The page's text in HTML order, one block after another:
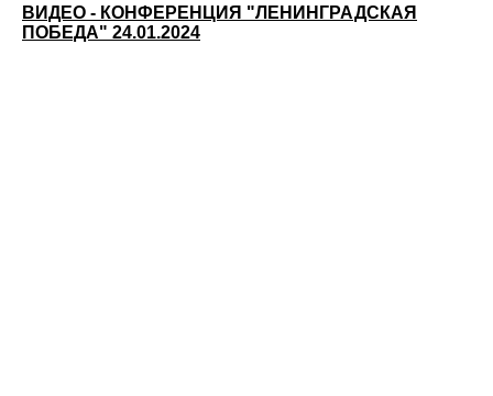
ВИДЕО - КОНФЕРЕНЦИЯ "ЛЕНИНГРАДСКАЯ
ПОБЕДА" 24.01.2024